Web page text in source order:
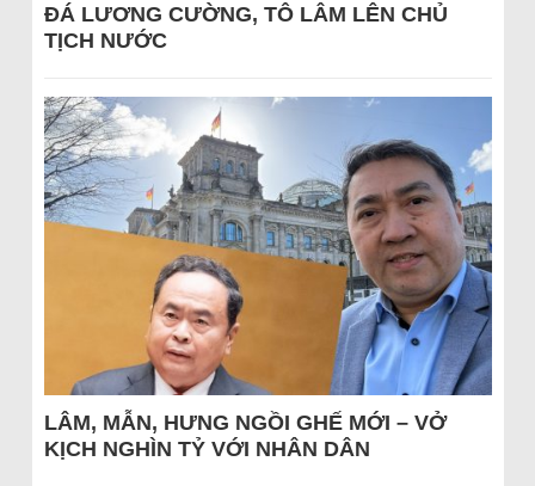
ĐÁ LƯƠNG CƯỜNG, TÔ LÂM LÊN CHỦ
TỊCH NƯỚC
LÂM, MẪN, HƯNG NGỒI GHẾ MỚI – VỞ
KỊCH NGHÌN TỶ VỚI NHÂN DÂN